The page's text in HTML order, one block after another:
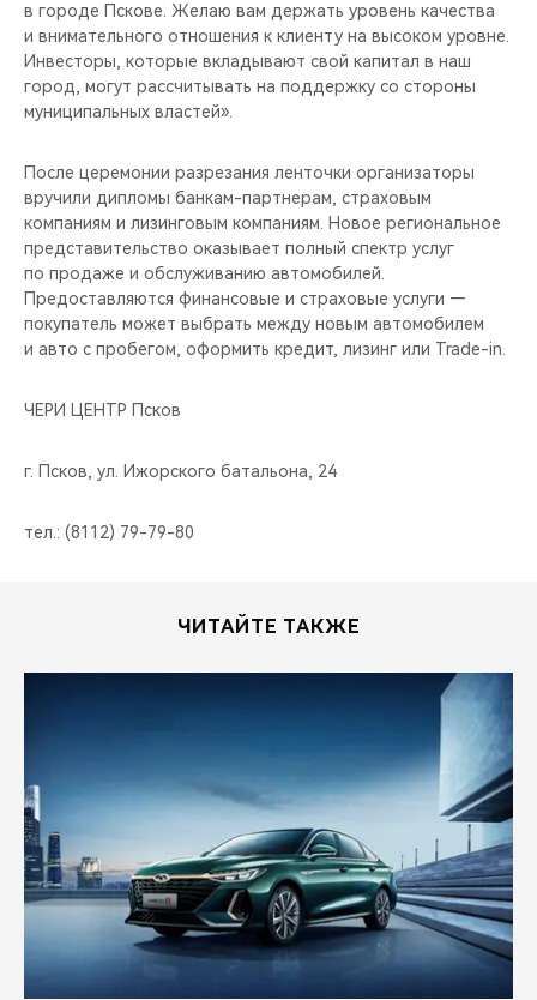
в городе Пскове. Желаю вам держать уровень качества
и внимательного отношения к клиенту на высоком уровне.
Инвесторы, которые вкладывают свой капитал в наш
город, могут рассчитывать на поддержку со стороны
муниципальных властей».
После церемонии разрезания ленточки организаторы
вручили дипломы банкам-партнерам, страховым
компаниям и лизинговым компаниям. Новое региональное
представительство оказывает полный спектр услуг
по продаже и обслуживанию автомобилей.
Предоставляются финансовые и страховые услуги —
покупатель может выбрать между новым автомобилем
и авто с пробегом, оформить кредит, лизинг или Trade-in.
ЧЕРИ ЦЕНТР Псков
г. Псков, ул. Ижорского батальона, 24
тел.: (8112) 79-79-80
ЧИТАЙТЕ ТАКЖЕ